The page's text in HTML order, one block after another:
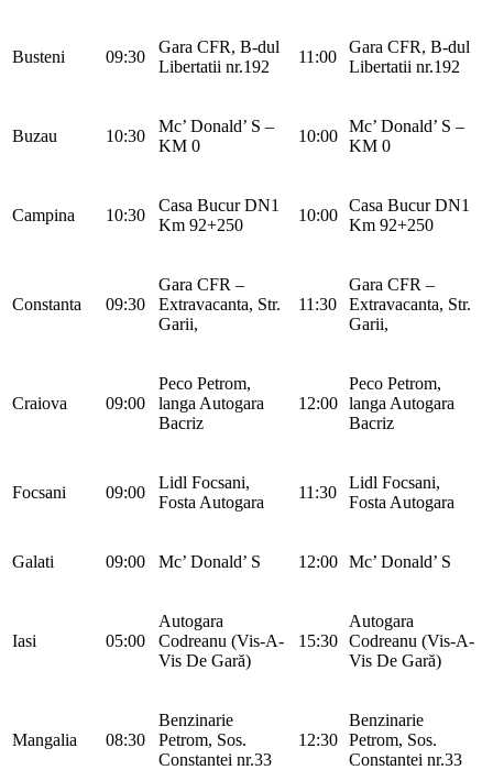
Busteni 09:30
Gara CFR, B-dul
Libertatii nr.192
11:00
Gara CFR, B-dul
Libertatii nr.192
Buzau 10:30
Mc’ Donald’ S –
KM 0
10:00
Mc’ Donald’ S –
KM 0
Campina 10:30
Casa Bucur DN1
Km 92+250
10:00
Casa Bucur DN1
Km 92+250
Constanta 09:30
Gara CFR –
Extravacanta, Str.
Garii,
11:30
Gara CFR –
Extravacanta, Str.
Garii,
Craiova 09:00
Peco Petrom,
langa Autogara
Bacriz
12:00
Peco Petrom,
langa Autogara
Bacriz
Focsani 09:00
Lidl Focsani,
Fosta Autogara
11:30
Lidl Focsani,
Fosta Autogara
Galati 09:00 Mc’ Donald’ S 12:00 Mc’ Donald’ S
Iasi 05:00
Autogara
Codreanu (Vis-A-
Vis De Gară)
15:30
Autogara
Codreanu (Vis-A-
Vis De Gară)
Mangalia 08:30
Benzinarie
Petrom, Sos.
Constantei nr.33
12:30
Benzinarie
Petrom, Sos.
Constantei nr.33